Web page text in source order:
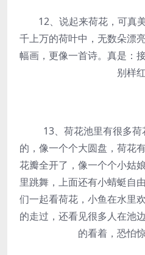
12、说起来荷花，可真
千上万的荷叶中，无数朵漂
幅画，更像一首诗。真是：
别样红
13、荷花池里有很多荷
的，像一个个大圆盘，荷花
花瓣全开了，像一个个小姑
里跳舞，上面还有小蜻蜓自
们一起看荷花，小鱼在水里
的走过，还看见很多人在池
的看着，恐怕